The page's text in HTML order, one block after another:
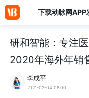
下载动脉网APP
研和智能：专注
2020年海外年销
李成平
2021-02-04 08:00